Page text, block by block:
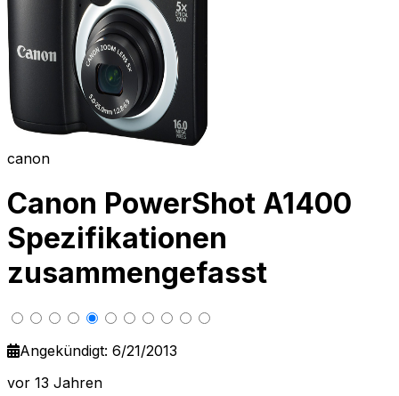
canon
Canon PowerShot A1400
Spezifikationen
zusammengefasst
Angekündigt: 6/21/2013
vor 13 Jahren